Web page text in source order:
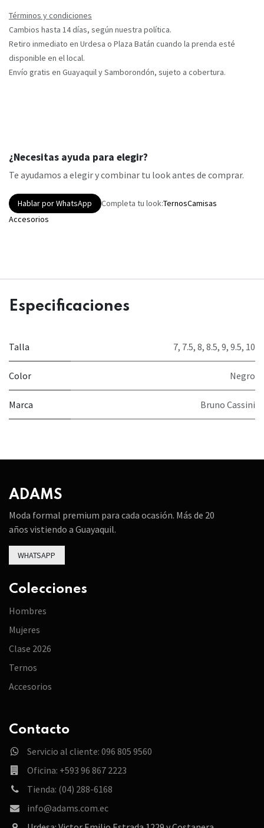
Términos y condiciones
Cambios hasta 14 días, según nuestra política.
Retiro inmediato en Urdesa o Plaza Batán cuando la prenda esté
disponible en el local.
Envío gratis en Guayaquil y Samborondón, sujeto a cobertura.
¿Necesitas ayuda para elegir?
Te ayudamos a elegir y combinar tu look antes de comprar.
Hablar por WhatsApp Completa tu look:TernosCamisas
Accesorios
Especificaciones
Talla 7, 7.5, 8, 8.5, 9, 9.5, 10
Color Negro
Marca Bruno Cassini
ADAMS
Moda formal premium para cada ocasión. Más de 20
años vistiendo a Guayaquil.
WHATSAPP
Colecciones
Hombres
Mujeres
Clase 2026
Ternos
Accesorios
Contacto
Servicio al cliente: 096 805 9560
Oficina: +593 96 867 2223
Tienda: (04) 288-6168
info@adams.com.ec